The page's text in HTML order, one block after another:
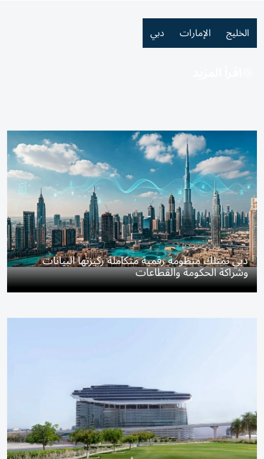
الخليج الإمارات دبي
دبي تمتلك منظومة رقمية متكاملة ركيزتها البيانات
وشراكة الحكومة والقطاعات